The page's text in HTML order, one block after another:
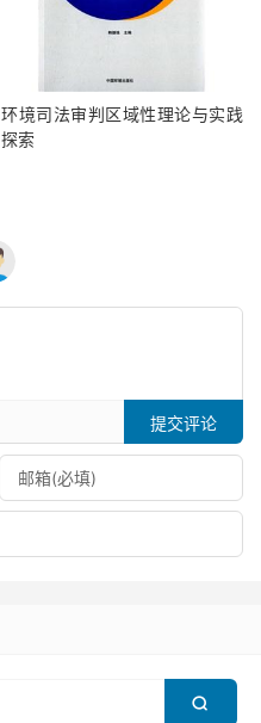
环境司法审判区域性理论与实践
探索
提交评论
